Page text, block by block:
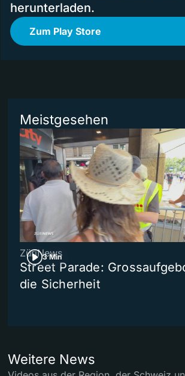
herunterladen.
Zum Play Store
Meistgesehen
3 Min
ZüriNews
Street Parade:
die Sicherheit
Weitere News